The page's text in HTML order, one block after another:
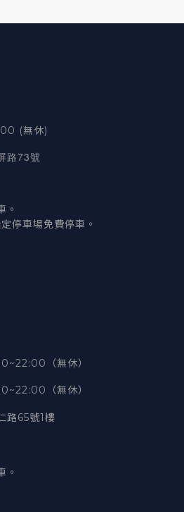
(無休)
路73號
。
停車場免費停車。
（無休）
（無休）
路65號1樓
。